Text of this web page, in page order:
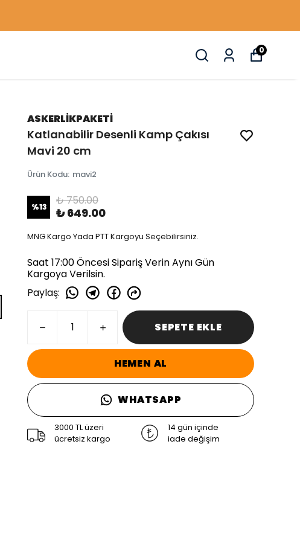
0
ASKERLİKPAKETİ
Katlanabilir Desenli Kamp Çakısı
Mavi 20 cm
Ürün Kodu: mavi2
%13 ₺ 750.00
₺ 649.00
MNG Kargo Yada PTT Kargoyu Seçebilirsiniz.
Saat 17:00 Öncesi Sipariş Verin Aynı Gün
Kargoya Verilsin.
Paylaş:
SEPETE EKLE
HEMEN AL
WHATSAPP
3000 TL üzeri
ücretsiz kargo
14 gün içinde
iade değişim